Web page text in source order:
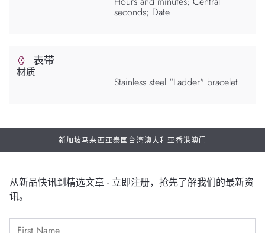
seconds; Date
表带
材质
Stainless steel "Ladder" bracelet
新加坡马来西亚泰国台湾澳大利亚香港澳门
从新品快讯到精选文章 - 立即注册，抢先了解我们的最新资
讯。